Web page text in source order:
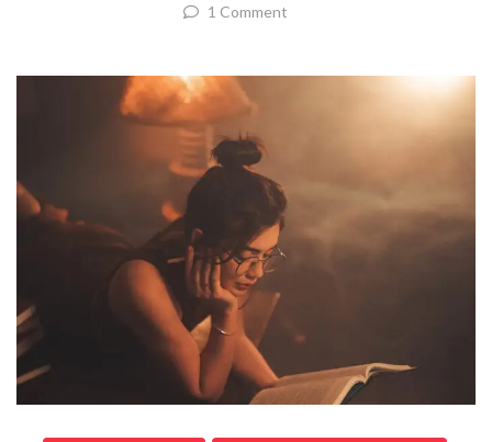
1 Comment